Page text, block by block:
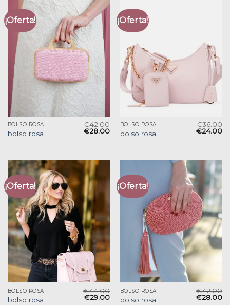
¡Oferta!
BOLSO ROSA
bolso rosa
€42.00
€28.00
¡Oferta!
BOLSO ROSA
bolso rosa
€36.00
€24.00
¡Oferta!
BOLSO ROSA
bolso rosa
€44.00
€29.00
¡Oferta!
BOLSO ROSA
bolso rosa
€42.00
€28.00